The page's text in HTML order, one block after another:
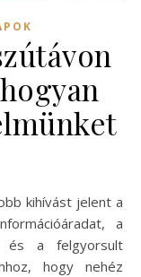
a
és a felgyorsult
hogy nehéz